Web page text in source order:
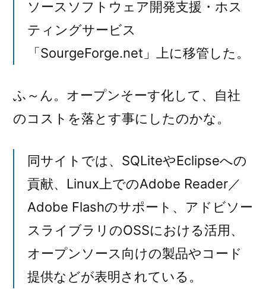
ソースソフトウェア開発支援・ホス
ティングサービス
「SourgeForge.net」上に移管した。
ふ～ん。オープンそーす化して、自社
のコストを落とす事にしたのかな。
同サイトでは、SQLiteやEclipseへの
貢献、Linux上でのAdobe Reader／
Adobe Flashのサポート、アドビソー
スライブラリのOSSにおける活用、
オープンソース向けの製品やコード
提供などが表明されている。